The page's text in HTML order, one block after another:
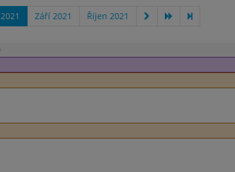
Září 2021 Říjen 2021